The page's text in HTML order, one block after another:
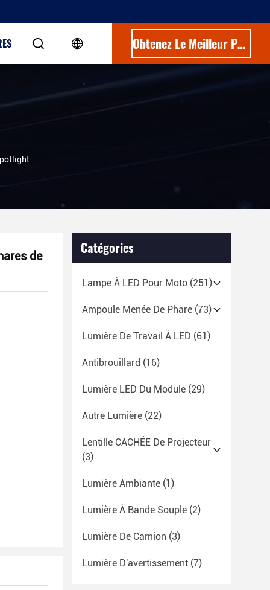
Obtenez Le Meilleur Prix
de Catégories
Lampe À LED Pour Moto (251)
Ampoule Menée De Phare (73)
Lumière De Travail À LED (61)
Antibrouillard (16)
Lumière LED Du Module (29)
Autre Lumière (22)
Lentille CACHÉE De Projecteur
(3)
Lumière Ambiante (1)
Lumière À Bande Souple (2)
Lumière De Camion (3)
Lumière D'avertissement (7)